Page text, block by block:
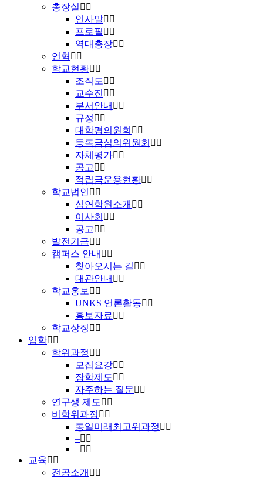
총장실
인사말
프로필
역대총장
연혁
학교현황
조직도
교수진
부서안내
규정
대학평의원회
등록금심의위원회
자체평가
공고
적립금운용현황
학교법인
심연학원소개
이사회
공고
발전기금
캠퍼스 안내
찾아오시는 길
대관안내
학교홍보
UNKS 언론활동
홍보자료
학교상징
입학
학위과정
모집요강
장학제도
자주하는 질문
연구생 제도
비학위과정
통일미래최고위과정
–
–
교육
전공소개